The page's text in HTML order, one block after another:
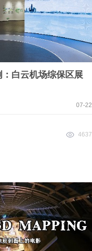
白云机场综保区展
07-22
4637